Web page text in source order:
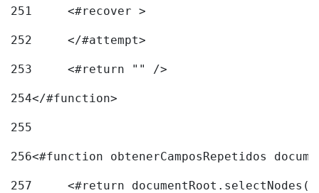
251
	<#recover >
252
253
	<#return "" />
254</#function>
255
256<#function obtenerCamposRepetidos
257
<#return